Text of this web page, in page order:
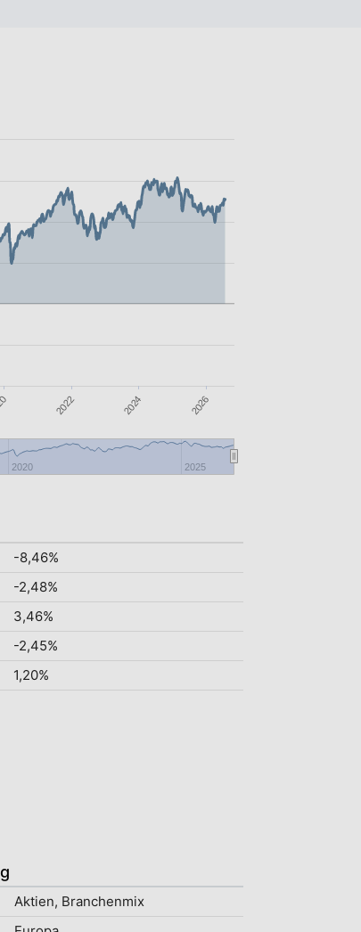
2022 2024 2026
2020 2025
-8,46%
-2,48%
3,46%
-2,45%
1,20%
Aktien, Branchenmix